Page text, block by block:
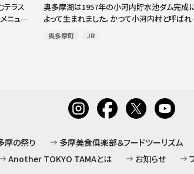
テラス
ニュー
。濃
さびソ
奥多摩湖は1957年の小河内貯水池ダム完成
よって生まれました。かつて小河内村と呼ばれ
いた一帯は、いまでは東京都の貴重な水源とな
り、周囲約45Kmの人造湖では、春は桜、夏は新
奥多摩町 JR
摩の祭り 多摩美食俱楽部＆フードツーリズム
Another TOKYO TAMAとは お知らせ